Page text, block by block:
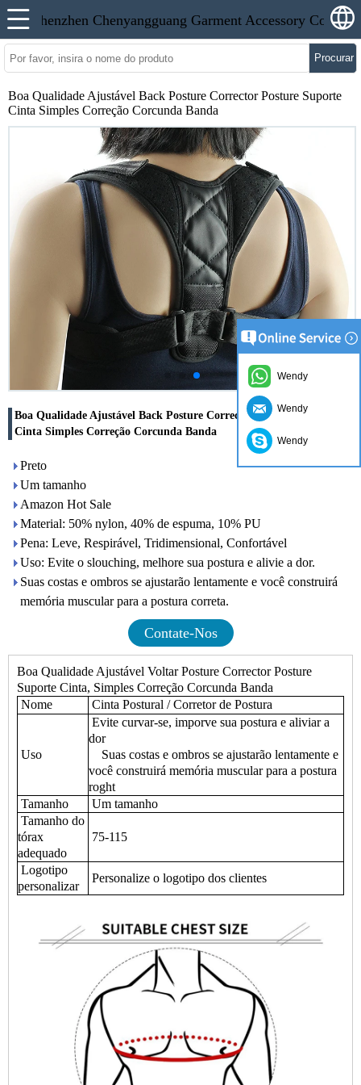
Procurar
Boa Qualidade Ajustável Back Posture Corrector Posture Suporte
Cinta Simples Correção Corcunda Banda
Boa Qualidade Ajustável Back Posture Corrector Posture Suporte
Cinta Simples Correção Corcunda Banda
Preto
Um tamanho
Amazon Hot Sale
Material: 50% nylon, 40% de espuma, 10% PU
Pena: Leve, Respirável, Tridimensional, Confortável
Uso: Evite o slouching, melhore sua postura e alivie a dor.
Suas costas e ombros se ajustarão lentamente e você construirá
memória muscular para a postura correta.
Contate-Nos
Boa Qualidade Ajustável Voltar Posture Corrector Posture
Suporte Cinta, Simples Correção Corcunda Banda
Nome
Cinta Postural / Corretor de Postura
Uso
Evite curvar-se, imporve sua postura e aliviar a
dor
Suas costas e ombros se ajustarão lentamente e
você construirá memória muscular para a postura
roght
Tamanho
Um tamanho
Tamanho do
tórax
adequado
75-115
Logotipo
personalizar
Personalize o logotipo dos clientes
Wendy
Wendy
Wendy